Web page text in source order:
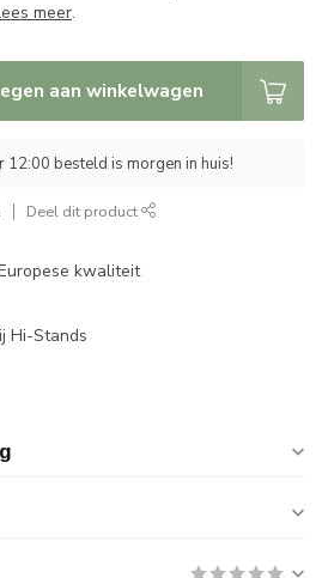
meer.
aan winkelwagen
12:00 besteld is morgen in huis!
Deel dit product
kwaliteit
Hi-Stands